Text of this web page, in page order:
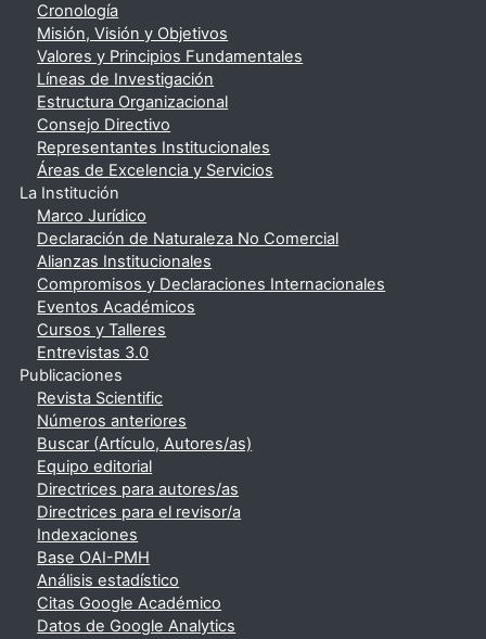
Cronología
Misión, Visión y Objetivos
Valores y Principios Fundamentales
Líneas de Investigación
Estructura Organizacional
Consejo Directivo
Representantes Institucionales
Áreas de Excelencia y Servicios
La Institución
Marco Jurídico
Declaración de Naturaleza No Comercial
Alianzas Institucionales
Compromisos y Declaraciones Internacionales
Eventos Académicos
Cursos y Talleres
Entrevistas 3.0
Publicaciones
Revista Scientific
Números anteriores
Buscar (Artículo, Autores/as)
Equipo editorial
Directrices para autores/as
Directrices para el revisor/a
Indexaciones
Base OAI-PMH
Análisis estadístico
Citas Google Académico
Datos de Google Analytics